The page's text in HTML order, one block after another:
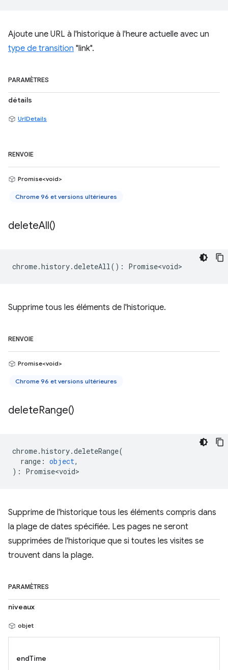
Ajoute une URL à l'historique à l'heure actuelle avec un
type de transition "link".
PARAMÈTRES
détails
UrlDetails
RENVOIE
Promise<void>
Chrome 96 et versions ultérieures
deleteAll()
chrome.history.deleteAll() : Promise<void>
Supprime tous les éléments de l'historique.
RENVOIE
Promise<void>
Chrome 96 et versions ultérieures
deleteRange()
chrome.history.deleteRange(
range : object,
) : Promise<void>
Supprime de l'historique tous les éléments compris dans
la plage de dates spécifiée. Les pages ne seront
supprimées de l'historique que si toutes les visites se
trouvent dans la plage.
PARAMÈTRES
niveaux
objet
endTime